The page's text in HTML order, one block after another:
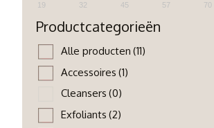
19 32 45 57 70
Productcategorieën
Alle producten (11)
Accessoires (1)
Cleansers (0)
Exfoliants (2)